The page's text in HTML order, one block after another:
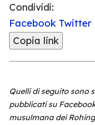
Condividi:
Facebook Twitter
Copia link
Quelli di seguito sono
pubblicati su
musulmana dei